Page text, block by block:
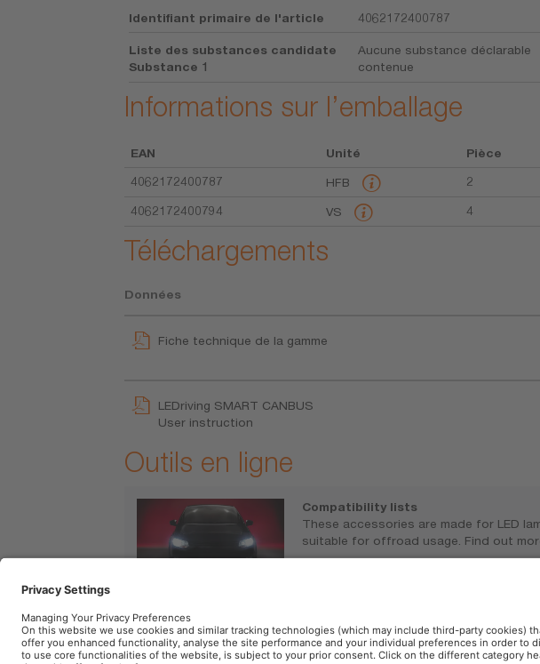
Identifiant primaire de l'article
4062172400787
Liste des substances candidate
Substance 1
Aucune substance déclarable
contenue
Informations sur l’emballage
EAN Unité Pièce
4062172400787
HFB 2
4062172400794 VS 4
Téléchargements
Données
Fiche technique de la gamme
LEDriving SMART CANBUS
User instruction
Outils en ligne
Compatibility lists
These accessories are made for LED
suitable for offroad usage. Find out